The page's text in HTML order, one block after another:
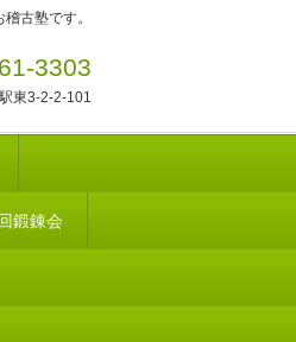
古塾です。
3303
東3-2-2-101
鍛錬会